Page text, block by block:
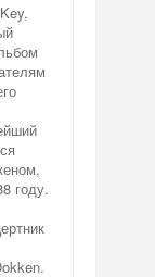
году.